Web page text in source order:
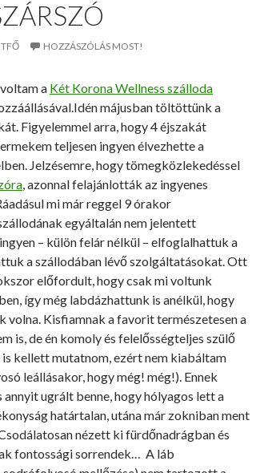
HOZZÁSZÓLÁS MOST!
a Két Korona Wellness szálloda
májusban töltöttünk a
Figyelemmel arra, hogy 4 éjszakát
teljesen ingyen élvezhette a
Jelzésemre, hogy tömegközlekedéssel
, azonnal felajánlották az ingyenes
mi már reggel 9 órakor
egyáltalán nem jelentett
– külön felár nélkül – elfoglalhattuk a
a szállodában lévő szolgáltatásokat. Ott
előfordult, hogy csak mi voltunk
így még labdázhattunk is anélkül, hogy
volna. Kisfiamnak a favorit természetesen a
is, de én komoly és felelősségteljes szülő
kellett mutatnom, ezért nem kiabáltam
leállásakor, hogy még! még!). Ennek
annyit ugrált benne, hogy hólyagos lett a
határtalan, utána már zokniban ment
nézett ki fürdőnadrágban és
fontossági sorrendek… A láb